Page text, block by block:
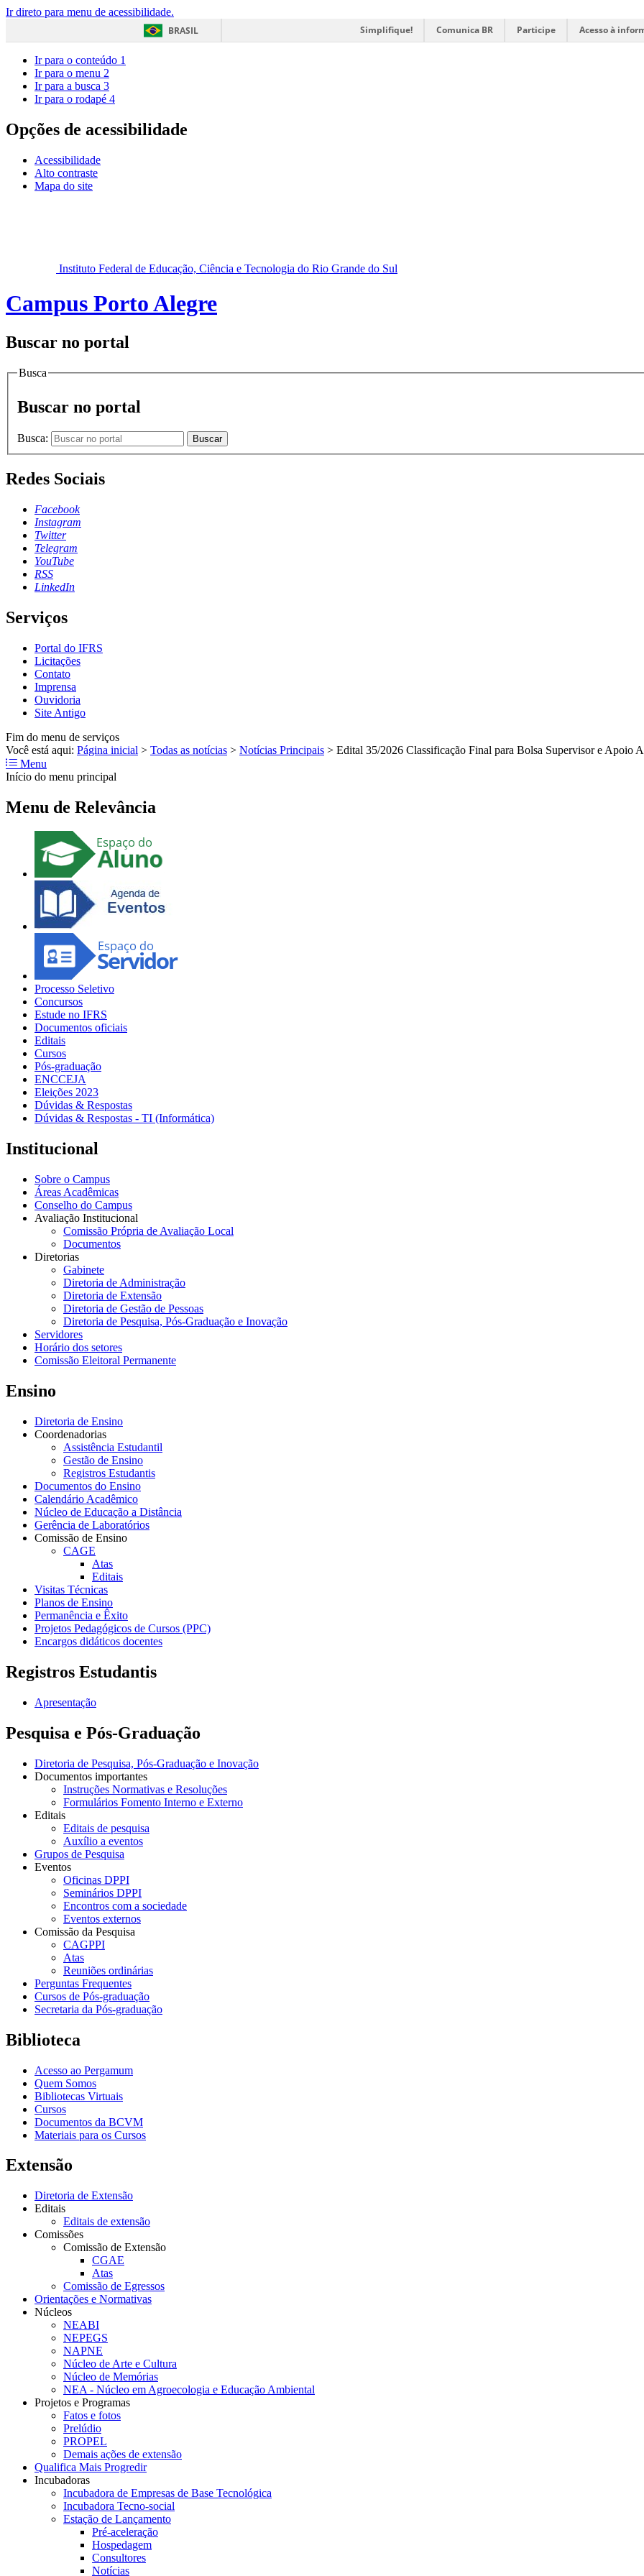
Ir direto para menu de acessibilidade.
BRASIL
Simplifique! Comunica BR Participe Acesso à
Ir para o conteúdo 1
Ir para o menu 2
Ir para a busca 3
Ir para o rodapé 4
Opções de acessibilidade
Acessibilidade
Alto contraste
Mapa do site
Instituto Federal de Educação, Ciência e Tecnologia do Rio Grande do Sul
Campus Porto Alegre
Buscar no portal
Busca
Buscar no portal
Busca: Buscar
Redes Sociais
Facebook
Instagram
Twitter
Telegram
YouTube
RSS
LinkedIn
Serviços
Portal do IFRS
Licitações
Contato
Imprensa
Ouvidoria
Site Antigo
Fim do menu de serviços
Você está aqui: Página inicial > Todas as notícias > Notícias Principais > Edital 35/2026 Classificação Final para Bolsa Supervisor e Apoio
Menu
Início do menu principal
Menu de Relevância
Processo Seletivo
Concursos
Estude no IFRS
Documentos oficiais
Editais
Cursos
Pós-graduação
ENCCEJA
Eleições 2023
Dúvidas & Respostas
Dúvidas & Respostas - TI (Informática)
Institucional
Sobre o Campus
Áreas Acadêmicas
Conselho do Campus
Avaliação Institucional
Comissão Própria de Avaliação Local
Documentos
Diretorias
Gabinete
Diretoria de Administração
Diretoria de Extensão
Diretoria de Gestão de Pessoas
Diretoria de Pesquisa, Pós-Graduação e Inovação
Servidores
Horário dos setores
Comissão Eleitoral Permanente
Ensino
Diretoria de Ensino
Coordenadorias
Assistência Estudantil
Gestão de Ensino
Registros Estudantis
Documentos do Ensino
Calendário Acadêmico
Núcleo de Educação a Distância
Gerência de Laboratórios
Comissão de Ensino
CAGE
Atas
Editais
Visitas Técnicas
Planos de Ensino
Permanência e Êxito
Projetos Pedagógicos de Cursos (PPC)
Encargos didáticos docentes
Registros Estudantis
Apresentação
Pesquisa e Pós-Graduação
Diretoria de Pesquisa, Pós-Graduação e Inovação
Documentos importantes
Instruções Normativas e Resoluções
Formulários Fomento Interno e Externo
Editais
Editais de pesquisa
Auxílio a eventos
Grupos de Pesquisa
Eventos
Oficinas DPPI
Seminários DPPI
Encontros com a sociedade
Eventos externos
Comissão da Pesquisa
CAGPPI
Atas
Reuniões ordinárias
Perguntas Frequentes
Cursos de Pós-graduação
Secretaria da Pós-graduação
Biblioteca
Acesso ao Pergamum
Quem Somos
Bibliotecas Virtuais
Cursos
Documentos da BCVM
Materiais para os Cursos
Extensão
Diretoria de Extensão
Editais
Editais de extensão
Comissões
Comissão de Extensão
CGAE
Atas
Comissão de Egressos
Orientações e Normativas
Núcleos
NEABI
NEPEGS
NAPNE
Núcleo de Arte e Cultura
Núcleo de Memórias
NEA - Núcleo em Agroecologia e Educação Ambiental
Projetos e Programas
Fatos e fotos
Prelúdio
PROPEL
Demais ações de extensão
Qualifica Mais Progredir
Incubadoras
Incubadora de Empresas de Base Tecnológica
Incubadora Tecno-social
Estação de Lançamento
Pré-aceleração
Hospedagem
Consultores
Notícias